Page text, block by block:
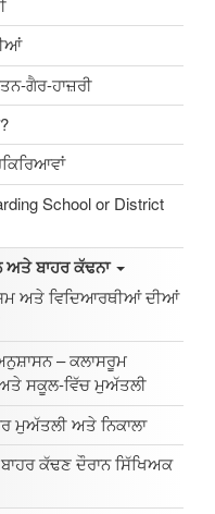
ਗੈਰ-ਹਾਜ਼ਰੀ
School or District
ਬਾਹਰ ਕੱਢਨਾ
ਅਤੇ ਵਿਦਿਆਰਥੀਆਂ ਦੀਆਂ
– ਕਲਾਸਰੂਮ
ਸਕੂਲ-ਵਿੱਚ ਮੁਅੱਤਲੀ
ਮੁਅੱਤਲੀ ਅਤੇ ਨਿਕਾਲਾ
ਕੱਢਣ ਦੌਰਾਨ ਸਿੱਖਿਅਕ